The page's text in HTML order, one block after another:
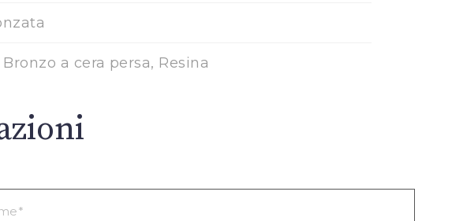
a cera persa, Resina